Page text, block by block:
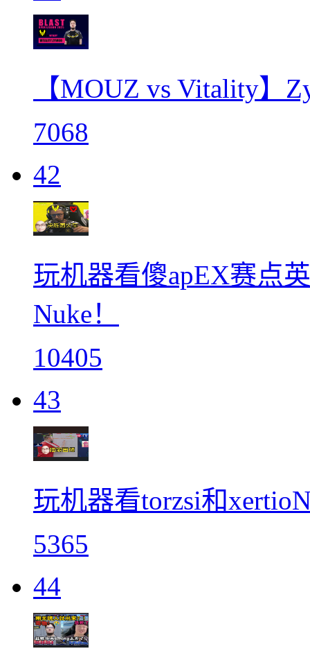
【MOUZ vs Vitality】
7068
42
玩机器看傻apEX赛点
Nuke！
10405
43
玩机器看torzsi和
5365
44